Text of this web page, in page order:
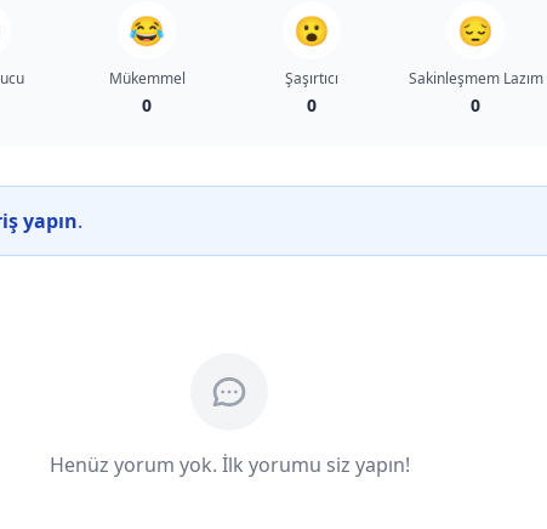
😂
Mükemmel
0
😮
Şaşırtıcı
0
😔
Sakinleşmem Lazım
0
yapın.
Henüz yorum yok. İlk yorumu siz yapın!